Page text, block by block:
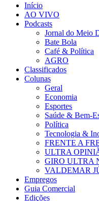
Início
AO VIVO
Podcasts
Jornal do Meio
Bate Bola
Café & Política
AGRO
Classificados
Colunas
Geral
Economia
Esportes
Saúde & Bem-
Política
Tecnologia &
FRENTE A
ULTRA
GIRO ULTRA
VALDEMAR
Empregos
Guia Comercial
Edições